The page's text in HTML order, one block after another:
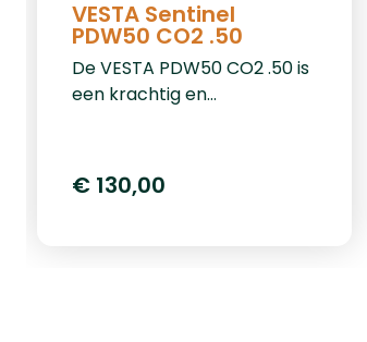
VESTA Sentinel
PDW50 CO2 .50
De VESTA PDW50 CO2 .50 is
een krachtig en
home defense. Met een
indrukwekkende kracht van
€ 130,00